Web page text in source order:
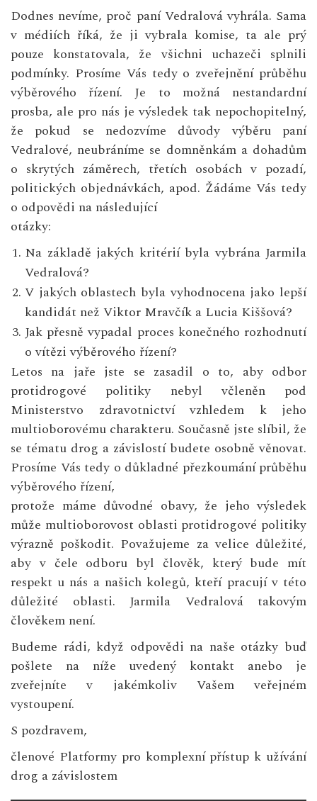
Dodnes nevíme, proč paní Vedralová vyhrála. Sama
v médiích říká, že ji vybrala komise, ta ale prý
pouze konstatovala, že všichni uchazeči splnili
podmínky. Prosíme Vás tedy o zveřejnění průběhu
výběrového řízení. Je to možná nestandardní
prosba, ale pro nás je výsledek tak nepochopitelný,
že pokud se nedozvíme důvody výběru paní
Vedralové, neubráníme se domněnkám a dohadům
o skrytých záměrech, třetích osobách v pozadí,
politických objednávkách, apod. Žádáme Vás tedy
o odpovědi na následující
otázky:
Na základě jakých kritérií byla vybrána Jarmila
Vedralová?
V jakých oblastech byla vyhodnocena jako lepší
kandidát než Viktor Mravčík a Lucia Kiššová?
Jak přesně vypadal proces konečného rozhodnutí
o vítězi výběrového řízení?
Letos na jaře jste se zasadil o to, aby odbor
protidrogové politiky nebyl včleněn pod
Ministerstvo zdravotnictví vzhledem k jeho
multioborovému charakteru. Současně jste slíbil, že
se tématu drog a závislostí budete osobně věnovat.
Prosíme Vás tedy o důkladné přezkoumání průběhu
výběrového řízení,
protože máme důvodné obavy, že jeho výsledek
může multioborovost oblasti protidrogové politiky
výrazně poškodit. Považujeme za velice důležité,
aby v čele odboru byl člověk, který bude mít
respekt u nás a našich kolegů, kteří pracují v této
důležité oblasti. Jarmila Vedralová takovým
člověkem není.
Budeme rádi, když odpovědi na naše otázky buď
pošlete na níže uvedený kontakt anebo je
zveřejníte v jakémkoliv Vašem veřejném
vystoupení.
S pozdravem,
členové Platformy pro komplexní přístup k užívání
drog a závislostem